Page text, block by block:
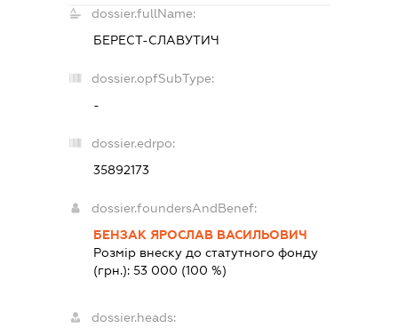
dossier.fullName:
БЕРЕСТ-СЛАВУТИЧ
dossier.opfSubType:
-
dossier.edrpo:
35892173
dossier.foundersAndBenef:
БЕНЗАК ЯРОСЛАВ ВАСИЛЬОВИЧ
Розмір внеску до статутного фонду
(грн.):53 000 (100 %)
dossier.heads: